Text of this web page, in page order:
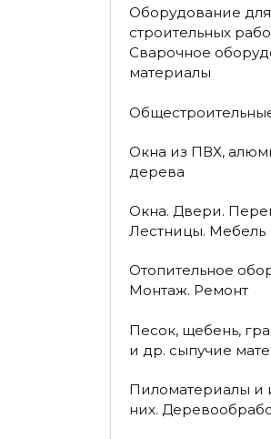
Оборудование для
строительных
Сварочное
материалы
Окна из ПВХ,
дерева
Окна. Двери.
Лестницы. Мебель
Отопительное
Монтаж. Ремонт
Песок, щебень,
и др. сыпучие
Пиломатериалы и
них.